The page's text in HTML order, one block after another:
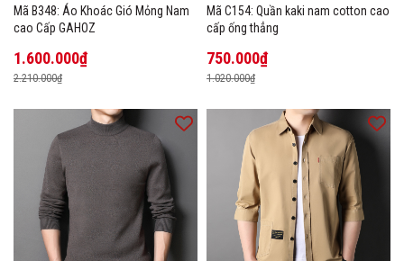
Mã B348: Áo Khoác Gió Mỏng Nam
cao Cấp GAHOZ
1.600.000₫
2.210.000₫
Mã C154: Quần kaki nam cotton cao
cấp ống thẳng
750.000₫
1.020.000₫